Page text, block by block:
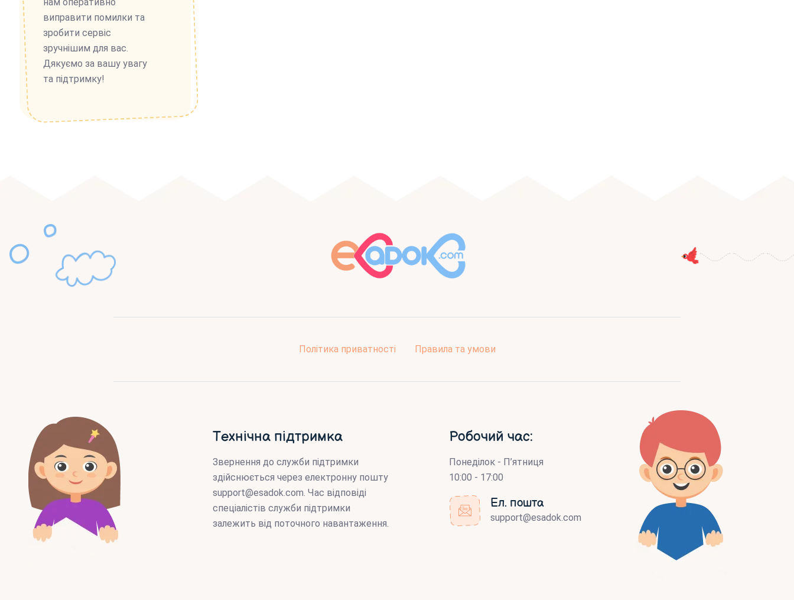
виправити помилки та
зробити сервіс
зручнішим для вас.
Дякуємо за вашу увагу
та підтримку!
Політика приватності Правила та умови
Технічна підтримка
Звернення до служби підтримки
здійснюється через електронну пошту
support@esadok.com . Час відповіді
спеціалістів служби підтримки
залежить від поточного навантаження.
Робочий час:
Понеділок - П’ятниця
10:00 - 17:00
Ел. пошта
support@esadok.com